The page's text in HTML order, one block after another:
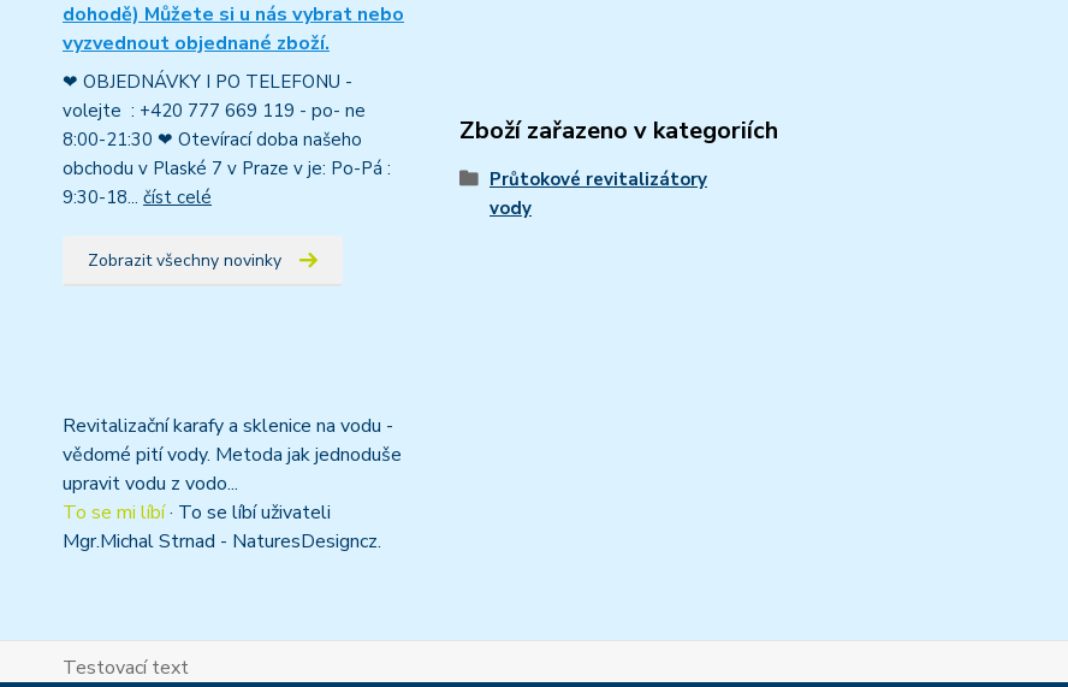
dohodě) Můžete si u nás vybrat nebo
vyzvednout objednané zboží.
❤ OBJEDNÁVKY I PO TELEFONU -
volejte : +420 777 669 119 - po- ne
8:00-21:30 ❤ Otevírací doba našeho
obchodu v Plaské 7 v Praze v je: Po-Pá :
9:30-18... číst celé
Zobrazit všechny novinky
Revitalizační karafy a sklenice na vodu -
vědomé pití vody. Metoda jak jednoduše
upravit vodu z vodo...
To se mi líbí· To se líbí uživateli
Mgr.Michal Strnad - NaturesDesigncz.
Zboží zařazeno v kategoriích
Průtokové revitalizátory
vody
Testovací text